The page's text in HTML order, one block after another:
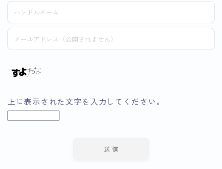
上に表示された文字を入力してください。